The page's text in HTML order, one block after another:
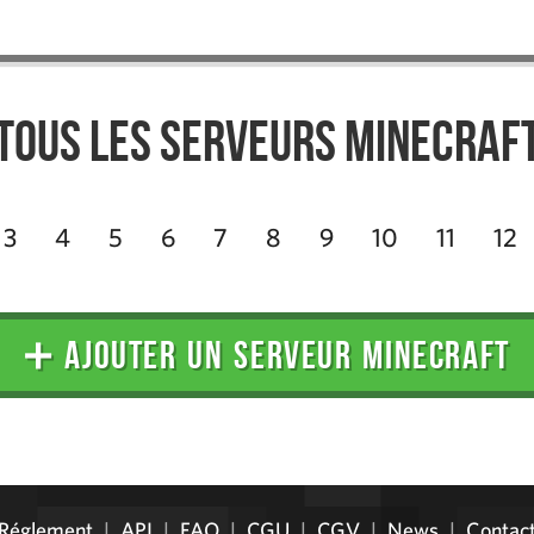
les serveurs
3 4 5 6 7 8 9 10 11 12
➕ AJOUTER UN SERVEUR MINECRAFT